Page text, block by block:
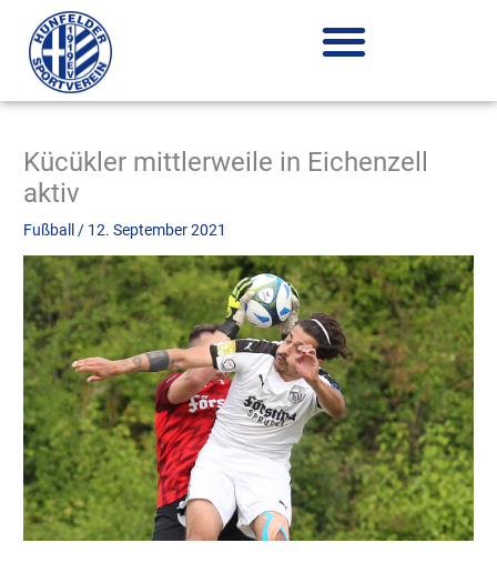
Inhalt
springen
Kücükler mittlerweile in Eichenzell
aktiv
Fußball / 12. September 2021